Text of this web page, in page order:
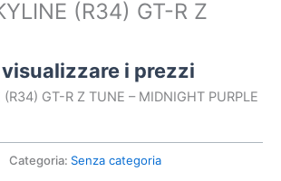
(R34) GT-R Z
i prezzi
GT-R Z TUNE – MIDNIGHT PURPLE
Categoria: Senza categoria